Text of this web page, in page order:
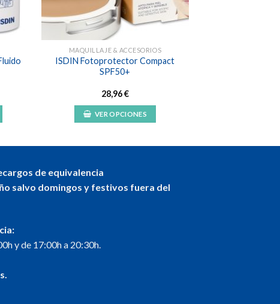
MAQUILLAJE & ACCESORIOS
ISDIN Fotoprotector Compact
SPF50+
28,96€
VER OPCIONES
variantes.
de equivalencia
salvo domingos y festivos fuera del
y de 17:00h a 20:30h.